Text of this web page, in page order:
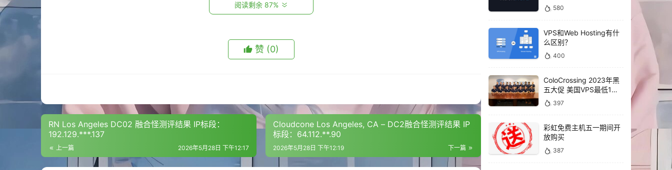
net.ipv4.conf.lo.arp_announce = 2
net.ipv4.tcp_rmem = 8192 262144 536870912
net.ipv4.tcp_low_latency = 1
net.netfilter.nf_conntrack_tcp_timeout_time_wait = 30
net.ipv4.tcp_notsent_lowat = 131072
net.ipv4.tcp_syn_retries = 3
阅读剩余 87%
赞 (0)
RN Los Angeles DC02 融合怪测评结果 IP标段：
192.129.***.137
上一篇 2026年5月28日 下午12:17
Cloudcone Los Angeles, CA – DC2融合怪测评结果 IP
标段：64.112.**.90
下一篇
2026年5月28日 下午12:19
580
VPS和Web Hosting有什
么区别？
400
ColoCrossing 2023年黑
五大促 美国VPS最低1年
仅需10美元
397
彩虹免费主机五一期间开
放购买
387